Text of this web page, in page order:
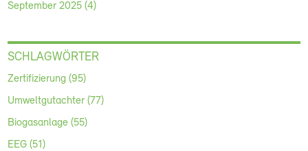
September 2025 (4)
SCHLAGWÖRTER
Zertifizierung (95)
Umweltgutachter (77)
Biogasanlage (55)
EEG (51)